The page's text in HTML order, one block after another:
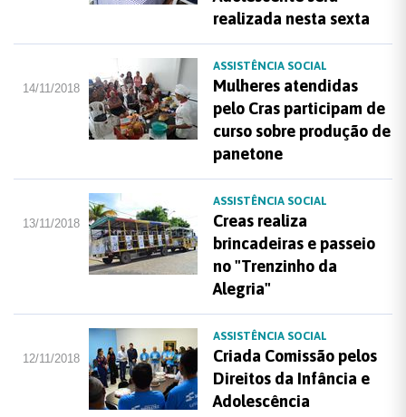
realizada nesta sexta
14/11/2018
ASSISTÊNCIA SOCIAL
Mulheres atendidas
pelo Cras participam de
curso sobre produção de
panetone
13/11/2018
ASSISTÊNCIA SOCIAL
Creas realiza
brincadeiras e passeio
no "Trenzinho da
Alegria"
12/11/2018
ASSISTÊNCIA SOCIAL
Criada Comissão pelos
Direitos da Infância e
Adolescência